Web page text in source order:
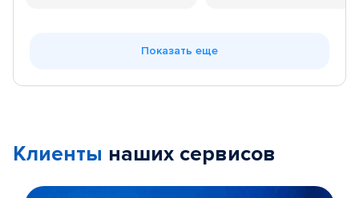
Показать еще
Клиенты наших сервисов